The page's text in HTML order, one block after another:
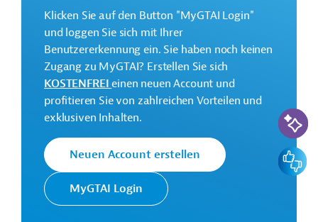
Jahresaktionsprogramm finden Sie in den
Originaldokumenten, die zum Download bereitstehen.
Dieses Projekt gehört zu derEU-
Konnektivitätsinitiative Global Gateway.
Bei Fragen wenden Sie sich bitte an das Brüsseler Büro
von Germany Trade & Invest unter projekte@gtai.de.
Gesamtkosten:
54 Millionen Euro
Geberbeitrag:
54 Millionen Euro
Klicken Sie auf den Button "MyGTAI Login"
und loggen Sie sich mit Ihrer
Benutzererkennung ein. Sie haben noch keinen
Zugang zu MyGTAI? Erstellen Sie sich
KOSTENFREIeinen neuen Account und
profitieren Sie von zahlreichen Vorteilen und
exklusiven Inhalten.
Neuen Account erstellen
MyGTAI Login
KI-